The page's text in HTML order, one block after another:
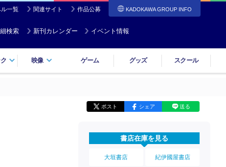
一覧 関連サイト 作品公募 KADOKAWA GROUP INFO
検索 新刊カレンダー イベント情報
映像 ゲーム グッズ スクール
ポスト シェア 送る
書店在庫を見る
大垣書店 紀伊國屋書店